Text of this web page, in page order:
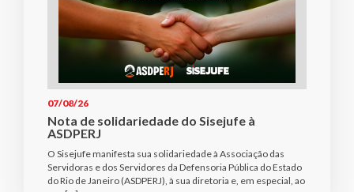
07/08/26
Nota de solidariedade do Sisejufe à
ASDPERJ
O Sisejufe manifesta sua solidariedade à Associação das
Servidoras e dos Servidores da Defensoria Pública do Estado
do Rio de Janeiro (ASDPERJ), à sua diretoria e, em especial, ao